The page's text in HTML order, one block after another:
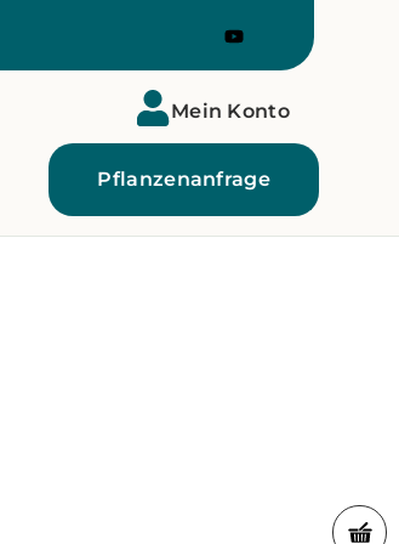
Mein Konto
Pflanzenanfrage